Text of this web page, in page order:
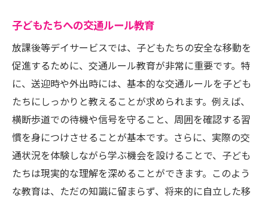
子どもたちへの交通ルール教育
放課後等デイサービスでは、子どもたちの安全な移動を
促進するために、交通ルール教育が非常に重要です。特
に、送迎時や外出時には、基本的な交通ルールを子ども
たちにしっかりと教えることが求められます。例えば、
横断歩道での待機や信号を守ること、周囲を確認する習
慣を身につけさせることが基本です。さらに、実際の交
通状況を体験しながら学ぶ機会を設けることで、子ども
たちは現実的な理解を深めることができます。このよう
な教育は、ただの知識に留まらず、将来的に自立した移